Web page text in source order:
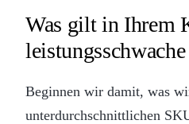
Was gilt in Ihrem
Beginnen wir damit, was
unterdurchschnittlichen